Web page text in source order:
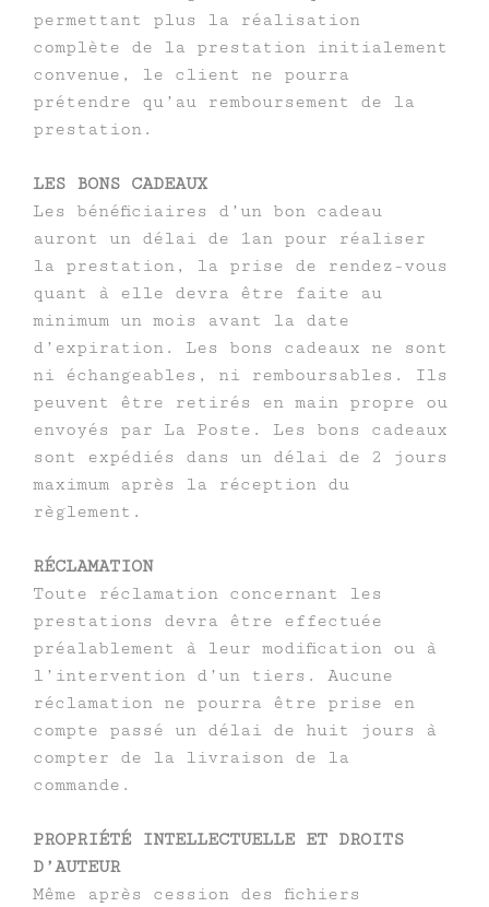
permettant plus la réalisation
complète de la prestation initialement
convenue, le client ne pourra
prétendre qu’au remboursement de la
prestation.
LES BONS CADEAUX
Les bénéficiaires d’un bon cadeau
auront un délai de 1an pour réaliser
la prestation, la prise de rendez-vous
quant à elle devra être faite au
minimum un mois avant la date
d’expiration. Les bons cadeaux ne sont
ni échangeables, ni remboursables. Ils
peuvent être retirés en main propre ou
envoyés par La Poste. Les bons cadeaux
sont expédiés dans un délai de 2 jours
maximum après la réception du
règlement.
RÉCLAMATION
Toute réclamation concernant les
prestations devra être effectuée
préalablement à leur modification ou à
l’intervention d’un tiers. Aucune
réclamation ne pourra être prise en
compte passé un délai de huit jours à
compter de la livraison de la
commande.
PROPRIÉTÉ INTELLECTUELLE ET DROITS
D’AUTEUR
Même après cession des fichiers